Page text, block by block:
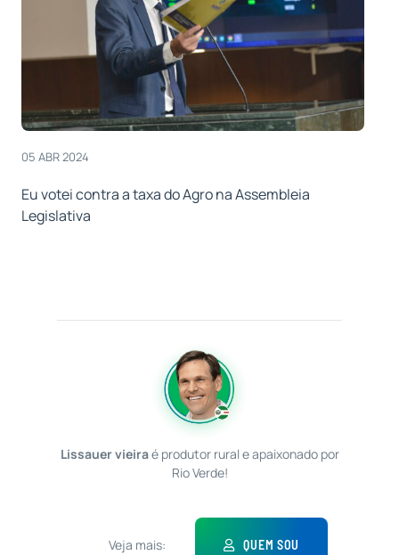
05 ABR 2024
Eu votei contra a taxa do Agro na Assembleia
Legislativa
Lissauer vieiraé produtor rural e apaixonado por
Rio Verde!
Veja mais: QUEM SOU